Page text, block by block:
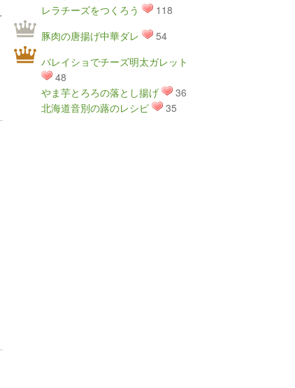
レラチーズをつくろう
118
豚肉の唐揚げ中華ダレ
54
バレイショでチーズ明太ガレット
48
やま芋とろろの落とし揚げ
36
北海道音別の蕗のレシピ
35